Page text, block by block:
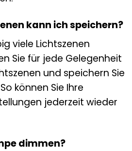
kann ich speichern?
viele Lichtszenen
Sie für jede Gelegenheit
und speichern Sie
können Sie Ihre
jederzeit wieder
dimmen?